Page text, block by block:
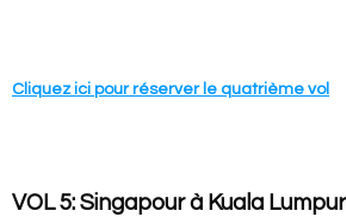
Cliquez ici pour réserver le quatrième vol
VOL 5: Singapour à Kuala